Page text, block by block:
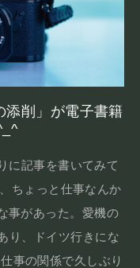
添削」が電子書籍
に記事を書いてみて
ちょっと仕事なんか
事があった。愛機の
り、ドイツ行きにな
事の関係で久しぶり